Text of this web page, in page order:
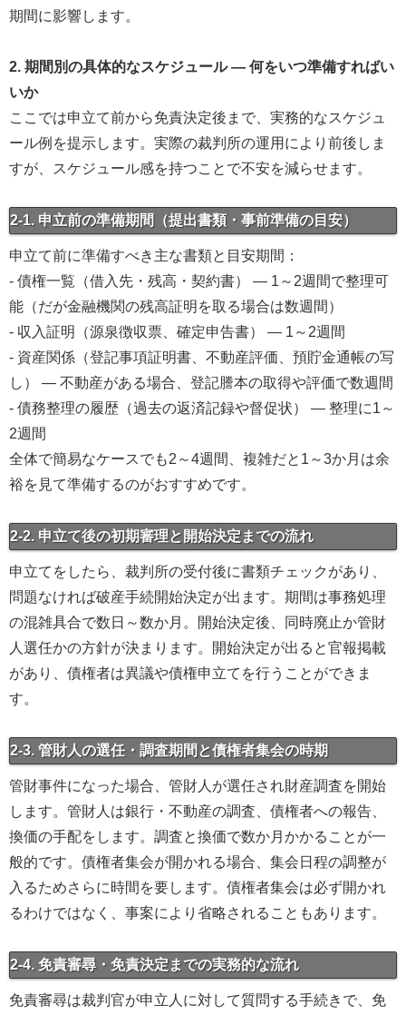
期間に影響します。
2. 期間別の具体的なスケジュール — 何をいつ準備すればい
いか
ここでは申立て前から免責決定後まで、実務的なスケジュ
ール例を提示します。実際の裁判所の運用により前後しま
すが、スケジュール感を持つことで不安を減らせます。
2-1. 申立前の準備期間（提出書類・事前準備の目安）
申立て前に準備すべき主な書類と目安期間：
- 債権一覧（借入先・残高・契約書） — 1～2週間で整理可
能（だが金融機関の残高証明を取る場合は数週間）
- 収入証明（源泉徴収票、確定申告書） — 1～2週間
- 資産関係（登記事項証明書、不動産評価、預貯金通帳の写
し） — 不動産がある場合、登記謄本の取得や評価で数週間
- 債務整理の履歴（過去の返済記録や督促状） — 整理に1～
2週間
全体で簡易なケースでも2～4週間、複雑だと1～3か月は余
裕を見て準備するのがおすすめです。
2-2. 申立て後の初期審理と開始決定までの流れ
申立てをしたら、裁判所の受付後に書類チェックがあり、
問題なければ破産手続開始決定が出ます。期間は事務処理
の混雑具合で数日～数か月。開始決定後、同時廃止か管財
人選任かの方針が決まります。開始決定が出ると官報掲載
があり、債権者は異議や債権申立てを行うことができま
す。
2-3. 管財人の選任・調査期間と債権者集会の時期
管財事件になった場合、管財人が選任され財産調査を開始
します。管財人は銀行・不動産の調査、債権者への報告、
換価の手配をします。調査と換価で数か月かかることが一
般的です。債権者集会が開かれる場合、集会日程の調整が
入るためさらに時間を要します。債権者集会は必ず開かれ
るわけではなく、事案により省略されることもあります。
2-4. 免責審尋・免責決定までの実務的な流れ
免責審尋は裁判官が申立人に対して質問する手続きで、免